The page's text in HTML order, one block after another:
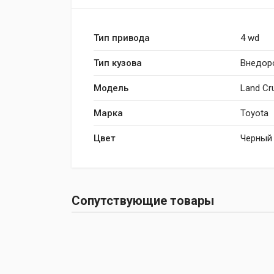
Тип привода 4 wd
Тип кузова
Модель Land
Марка Toyota
Цвет Черный
Сопутствующие товары